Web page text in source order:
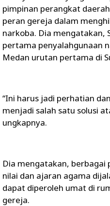
pimpinan perangkat
peran gereja dalam
narkoba. Dia
pertama penyalahgunaan
Medan urutan pertama di
“Ini harus jadi perhatian
menjadi salah satu solusi
ungkapnya.
Dia mengatakan, berbagai
nilai dan ajaran agama
dapat diperoleh umat di
gereja.